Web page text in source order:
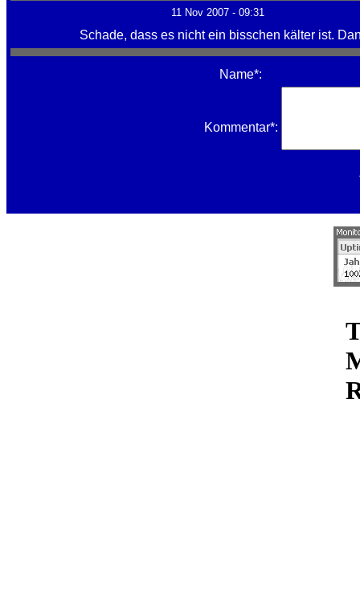
11 Nov 2007 - 09:31
Schade, dass es nicht ein bisschen kälter ist.
Name*:
Kommentar*: